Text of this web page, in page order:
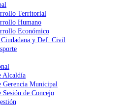
Territorial
Humano
Económico
Ciudadana y Def. Civil
Alcaldía
Gerencia Municipal
Sesión de Concejo